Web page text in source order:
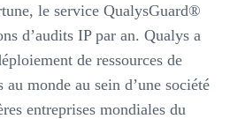
le service QualysGuard®
d’audits IP par an. Qualys a
de ressources de
monde au sein d’une société
entreprises mondiales du